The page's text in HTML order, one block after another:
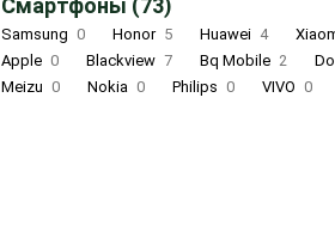
Смартфоны (73)
Samsung 0 Honor 5 Huawei 4
Apple 0 Blackview 7 Bq Mobile 2
Meizu 0 Nokia 0 Philips 0 VIVO 0